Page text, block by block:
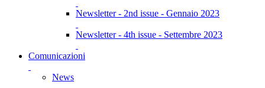
Newsletter - 2nd issue - Gennaio 2023
Newsletter - 4th issue - Settembre 2023
Comunicazioni
News